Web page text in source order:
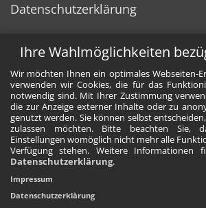
Ihre Wahlmöglichkeiten
Wir möchten Ihnen ein optimales Webseiten-
verwenden wir Cookies, die für das
notwendig sind. Mit Ihrer Zustimmung
die zur Anzeige externer Inhalte oder zu
genutzt werden. Sie können selbst
zulassen möchten. Bitte beachten Sie,
Einstellungen womöglich nicht mehr alle
Verfügung stehen. Weitere Informationen
Datenschutzerklärung.
Impressum
Datenschutzerklärung
Datenschutzerklärung